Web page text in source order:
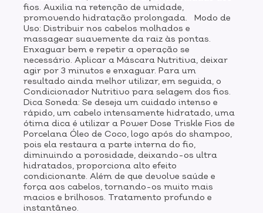
fios. Auxilia na retenção de umidade,
promovendo hidratação prolongada. Modo de
Uso: Distribuir nos cabelos molhados e
massagear suavemente da raiz às pontas.
Enxaguar bem e repetir a operação se
necessário. Aplicar a Máscara Nutritiva, deixar
agir por 3 minutos e enxaguar. Para um
resultado ainda melhor utilizar, em seguida, o
Condicionador Nutritivo para selagem dos fios.
Dica Soneda: Se deseja um cuidado intenso e
rápido, um cabelo intensamente hidratado, uma
ótima dica é utilizar a Power Dose Triskle Fios de
Porcelana Óleo de Coco, logo após do shampoo,
pois ela restaura a parte interna do fio,
diminuindo a porosidade, deixando-os ultra
hidratados, proporciona alto efeito
condicionante. Além de que devolve saúde e
força aos cabelos, tornando-os muito mais
macios e brilhosos. Tratamento profundo e
instantâneo.